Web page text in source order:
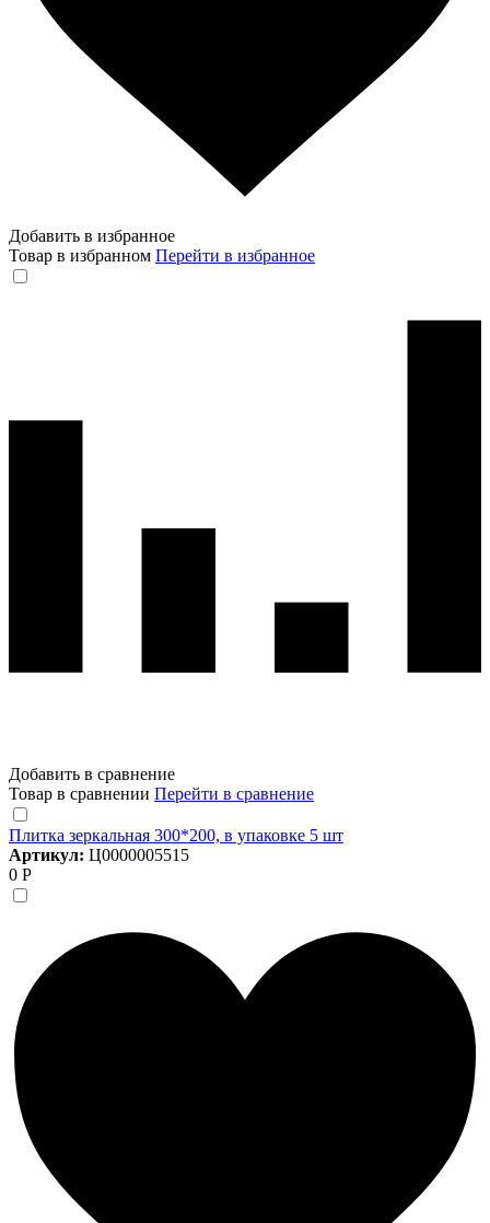
Добавить в избранное
Товар в избранном Перейти в избранное
Добавить в сравнение
Товар в сравнении Перейти в сравнение
Плитка зеркальная 300*200, в упаковке 5 шт
Артикул: Ц0000005515
0 Р